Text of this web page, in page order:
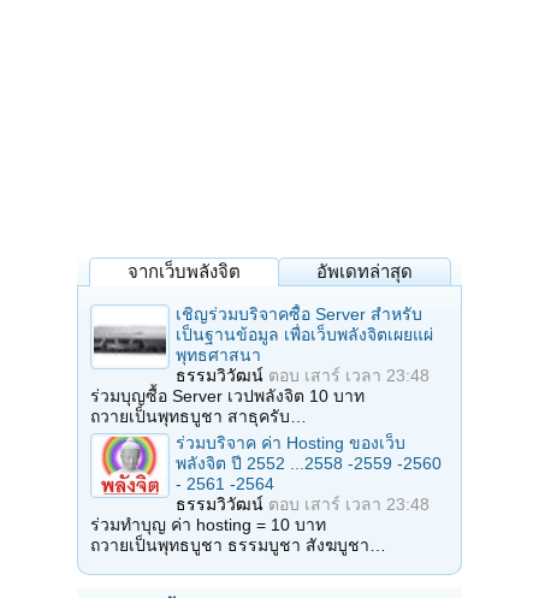
จากเว็บพลังจิต อัพเดทล่าสุด
เชิญร่วมบริจาคซื้อ Server สำหรับ
เป็นฐานข้อมูล เพื่อเว็บพลังจิตเผยแผ่
พุทธศาสนา
ธรรมวิวัฒน์ ตอบ เสาร์ เวลา 23:48
ร่วมบุญซื้อ Server เวปพลังจิต 10 บาท
ถวายเป็นพุทธบูชา สาธุครับ…
ร่วมบริจาค ค่า Hosting ของเว็บ
พลังจิต ปี 2552 ...2558 -2559 -2560
- 2561 -2564
ธรรมวิวัฒน์ ตอบ เสาร์ เวลา 23:48
ร่วมทำบุญ ค่า hosting = 10 บาท
ถวายเป็นพุทธบูชา ธรรมบูชา สังฆบูชา…